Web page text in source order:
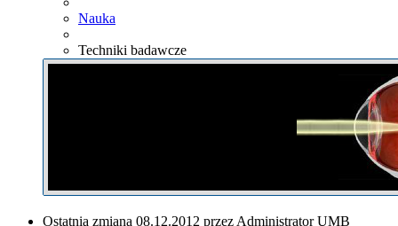
Nauka
Techniki badawcze
Ostatnia zmiana 08.12.2012 przez Administrator UMB